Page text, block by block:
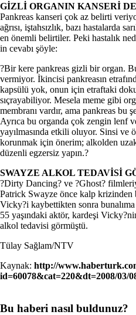
GİZLİ ORGANIN KANSERİ
Pankreas kanseri çok az belirti
ağrısı, iştahsızlık, bazı hastalarda
en önemli belirtiler. Peki hastalık
in cevabı şöyle:
?Bir kere pankreas gizli bir organ.
vermiyor. İkincisi pankreasın
kapsülü yok, onun için etraftaki
sıçrayabiliyor. Mesela meme gibi
membranı vardır, ama pankreas bu
Ayrıca bu organda çok zengin lenf
yayılmasında etkili oluyor. Sinsi ve
korunmak için önerim; alkolden
düzenli egzersiz yapın.?
SWAYZE ALKOL TEDAVİSİ
?Dirty Dancing? ve ?Ghost?
Patrick Swayze önce kalp krizinden
Vicky?i kaybettikten sonra
55 yaşındaki aktör, kardeşi
alkol tedavisi görmüştü.
Tülay Sağlam/NTV
Kaynak: http://
id=60078&cat=220&dt=2008/03/
Bu haberi nasıl buldunuz?